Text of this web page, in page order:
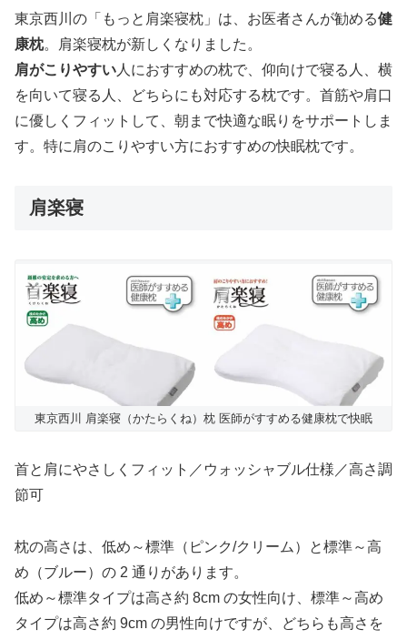
東京西川の「もっと肩楽寝枕」は、お医者さんが勧める健
康枕。肩楽寝枕が新しくなりました。
肩がこりやすい 人におすすめの枕で、仰向けで寝る人、横
を向いて寝る人、どちらにも対応する枕です。首筋や肩口
に優しくフィットして、朝まで快適な眠りをサポートしま
す。特に肩のこりやすい方におすすめの快眠枕です。
肩楽寝
東京西川 肩楽寝（かたらくね）枕 医師がすすめる健康枕で快眠
首と肩にやさしくフィット／ウォッシャブル仕様／高さ調
節可
枕の高さは、低め～標準（ピンク/クリーム）と標準～高
め（ブルー）の 2 通りがあります。
低め～標準タイプは高さ約 8cm の女性向け、標準～高め
タイプは高さ約 9cm の男性向けですが、どちらも高さを